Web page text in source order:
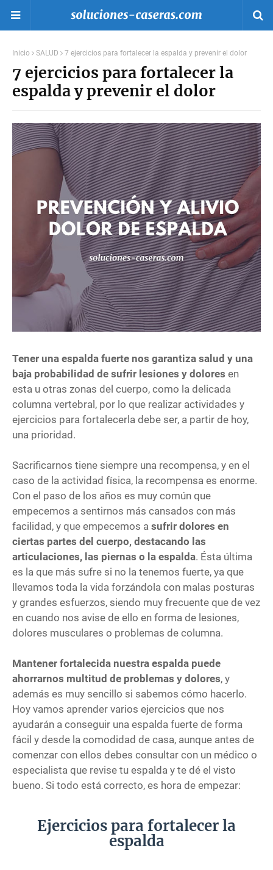
Inicio SALUD 7 ejercicios para fortalecer la espalda y prevenir el dolor
7 ejercicios para fortalecer la
espalda y prevenir el dolor
Tener una espalda fuerte nos garantiza salud y una
baja probabilidad de sufrir lesiones y dolores en
esta u otras zonas del cuerpo, como la delicada
columna vertebral, por lo que realizar actividades y
ejercicios para fortalecerla debe ser, a partir de hoy,
una prioridad.
Sacrificarnos tiene siempre una recompensa, y en el
caso de la actividad física, la recompensa es enorme.
Con el paso de los años es muy común que
empecemos a sentirnos más cansados con más
facilidad, y que empecemos a sufrir dolores en
ciertas partes del cuerpo, destacando las
articulaciones, las piernas o la espalda. Ésta última
es la que más sufre si no la tenemos fuerte, ya que
llevamos toda la vida forzándola con malas posturas
y grandes esfuerzos, siendo muy frecuente que de vez
en cuando nos avise de ello en forma de lesiones,
dolores musculares o problemas de columna.
Mantener fortalecida nuestra espalda puede
ahorrarnos multitud de problemas y dolores, y
además es muy sencillo si sabemos cómo hacerlo.
Hoy vamos aprender varios ejercicios que nos
ayudarán a conseguir una espalda fuerte de forma
fácil y desde la comodidad de casa, aunque antes de
comenzar con ellos debes consultar con un médico o
especialista que revise tu espalda y te dé el visto
bueno. Si todo está correcto, es hora de empezar:
Ejercicios para fortalecer la
espalda